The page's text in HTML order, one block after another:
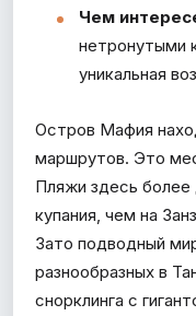
Чем
нетронутыми
уникальная
Остров Мафия
маршрутов. Это
Пляжи здесь
купания, чем на
Зато подводный
разнообразных в
снорклинга с